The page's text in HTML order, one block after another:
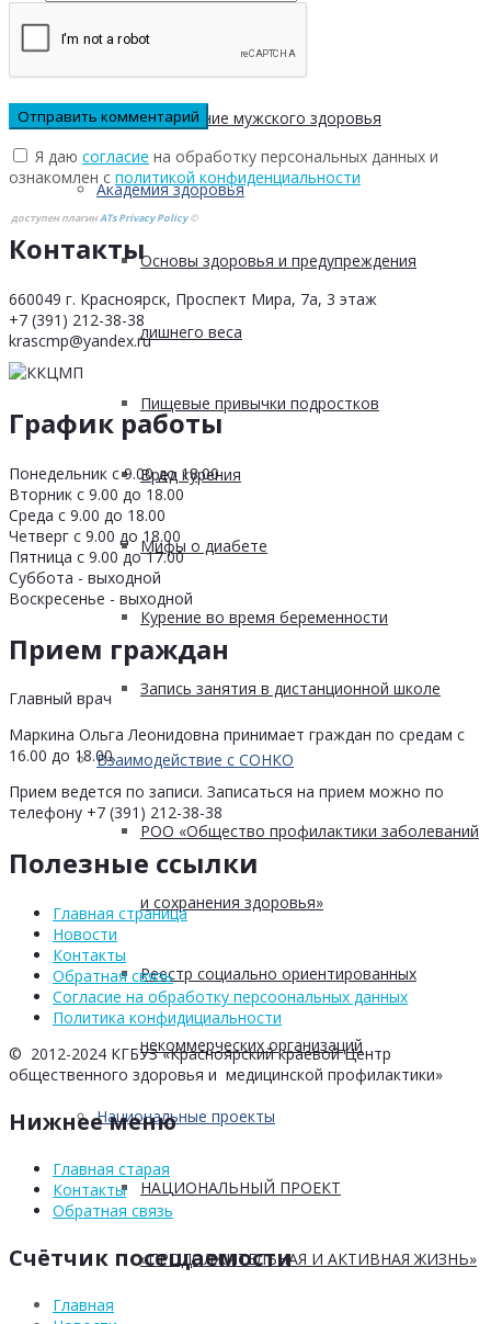
Стресс и здоровье
Сохранение мужского здоровья
Академия здоровья
Основы здоровья и предупреждения
лишнего веса
Пищевые привычки подростков
Вред курения
Мифы о диабете
Курение во время беременности
Запись занятия в дистанционной школе
Взаимодействие с СОНКО
РОО «Общество профилактики заболеваний
и сохранения здоровья»
Реестр социально ориентированных
некоммерческих организаций
Национальные проекты
НАЦИОНАЛЬНЫЙ ПРОЕКТ
«ПРОДОЛЖИТЕЛЬНАЯ И АКТИВНАЯ ЖИЗНЬ»
Я даю согласие на обработку персональных данных и
ознакомлен с политикой конфиденциальности
доступен плагинATs Privacy Policy©
Контакты
660049 г. Красноярск, Проспект Мира, 7а, 3 этаж
+7 (391) 212-38-38
krascmp@yandex.ru
График работы
Понедельник с 9.00 до 18.00
Вторник с 9.00 до 18.00
Среда с 9.00 до 18.00
Четверг с 9.00 до 18.00
Пятница с 9.00 до 17.00
Суббота - выходной
Воскресенье - выходной
Прием граждан
Главный врач
Маркина Ольга Леонидовна принимает граждан по средам с
16.00 до 18.00.
Прием ведется по записи. Записаться на прием можно по
телефону +7 (391) 212-38-38
Полезные ссылки
Главная страница
Новости
Контакты
Обратная связь
Согласие на обработку персоональных данных
Политика конфидициальности
© 2012-2024 КГБУЗ «Красноярский краевой Центр
общественного здоровья и медицинской профилактики»
Нижнее меню
Главная старая
Контакты
Обратная связь
Счётчик посещаемости
Главная